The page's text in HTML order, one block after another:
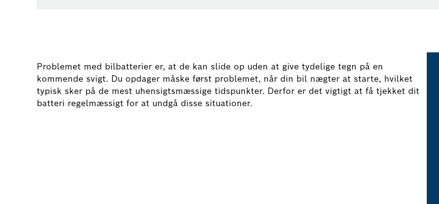
Problemet med bilbatterier er, at de kan slide op uden at give tydelige tegn på en
kommende svigt. Du opdager måske først problemet, når din bil nægter at starte, hvilket
typisk sker på de mest uhensigtsmæssige tidspunkter. Derfor er det vigtigt at få tjekket dit
batteri regelmæssigt for at undgå disse situationer.